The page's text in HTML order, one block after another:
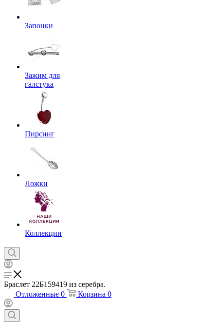
Запонки
Зажим для
галстука
Пирсинг
Ложки
Коллекции
Браслет 22Б159419 из серебра.
Отложенные 0 Корзина 0